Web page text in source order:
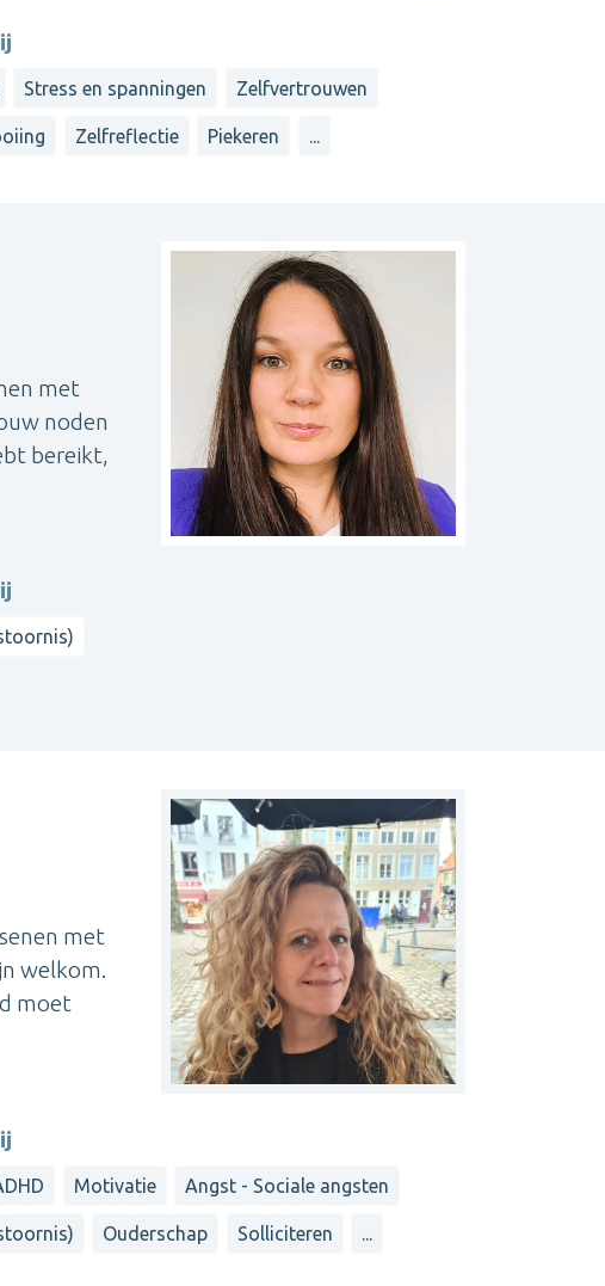
Stress en spanningen Zelfvertrouwen
Zelfreflectie Piekeren ...
met
noden
bereikt,
met
welkom.
moet
Motivatie Angst - Sociale angsten
Ouderschap Solliciteren ...